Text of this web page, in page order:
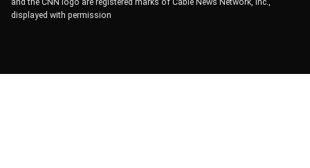
displayed with permission